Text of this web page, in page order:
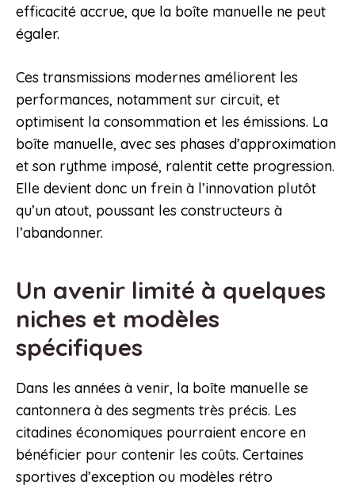
efficacité accrue, que la boîte manuelle ne peut
égaler.
Ces transmissions modernes améliorent les
performances, notamment sur circuit, et
optimisent la consommation et les émissions. La
boîte manuelle, avec ses phases d’approximation
et son rythme imposé, ralentit cette progression.
Elle devient donc un frein à l’innovation plutôt
qu’un atout, poussant les constructeurs à
l’abandonner.
Un avenir limité à quelques
niches et modèles
spécifiques
Dans les années à venir, la boîte manuelle se
cantonnera à des segments très précis. Les
citadines économiques pourraient encore en
bénéficier pour contenir les coûts. Certaines
sportives d’exception ou modèles rétro